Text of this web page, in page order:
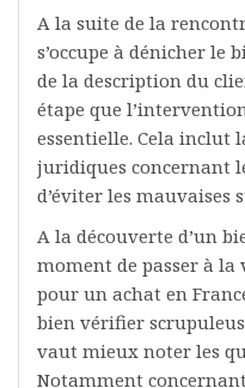
A la suite de la
s’occupe à dénicher le
de la description du
étape que
essentielle. Cela inclut
juridiques concernant
d’éviter les mauvaises
A la découverte d’un
moment de passer à la
pour un achat en
bien vérifier
vaut mieux noter les
Notamment